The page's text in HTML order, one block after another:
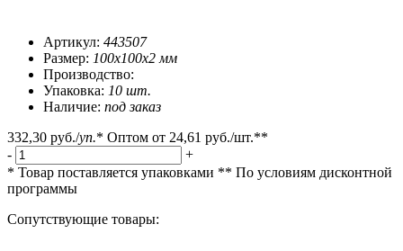
Артикул: 443507
Размер: 100x100x2 мм
Производство:
Упаковка: 10 шт.
Наличие: под заказ
332,30 руб./уп.* Оптом от 24,61 руб./шт.**
-
+
* Товар поставляется упаковками ** По условиям дисконтной
программы
Сопутствующие товары: